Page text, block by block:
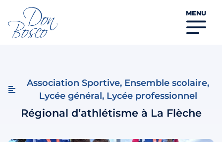
MENU
Association Sportive, Ensemble scolaire,
Lycée général, Lycée professionnel
Régional d’athlétisme à La Flèche